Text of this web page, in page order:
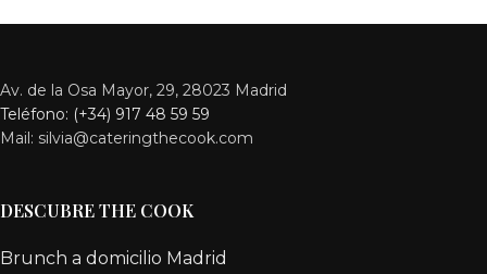
Av. de la Osa Mayor, 29, 28023 Madrid
Teléfono: (+34) 917 48 59 59
Mail: silvia@cateringthecook.com
DESCUBRE THE COOK
Brunch a domicilio Madrid